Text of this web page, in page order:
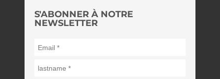
S'ABONNER À NOTRE
NEWSLETTER